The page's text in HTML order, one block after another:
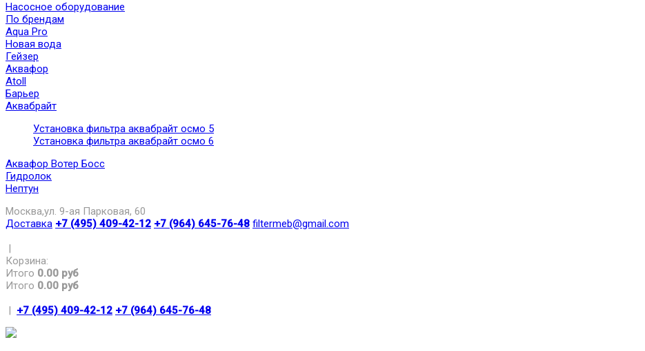
Насосное оборудование
По брендам
Aqua Pro
Новая вода
Гейзер
Аквафор
Atoll
Барьер
Аквабрайт
Установка фильтра аквабрайт осмо 5
Установка фильтра аквабрайт осмо 6
Аквафор Вотер Босс
Гидролок
Нептун
Москва,ул. 9-ая Парковая, 60
Доставка +7 (495) 409-42-12 +7 (964) 645-76-48 filtermeb@gmail.com
|
Корзина:
Итого 0.00 руб
Итого 0.00 руб
| +7 (495) 409-42-12 +7 (964) 645-76-48